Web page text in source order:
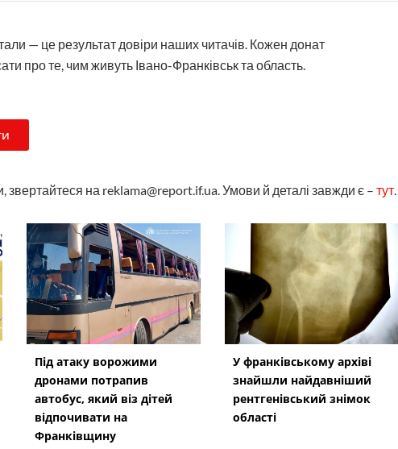
— це результат довіри наших читачів. Кожен донат
про те, чим живуть Івано-Франківськ та область.
звертайтеся на reklama@report.if.ua. Умови й деталі завжди є – тут
Під атаку ворожими
дронами потрапив
автобус, який віз дітей
відпочивати на
Франківщину
У франківському архіві
знайшли найдавніший
рентгенівський знімок
області